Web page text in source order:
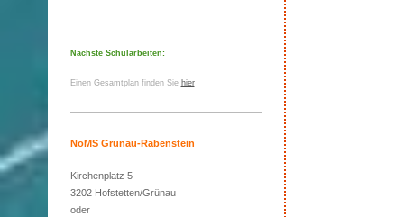
Nächste Schularbeiten:
Einen Gesamtplan finden Sie hier
NöMS Grünau-Rabenstein
Kirchenplatz 5
3202 Hofstetten/Grünau
oder